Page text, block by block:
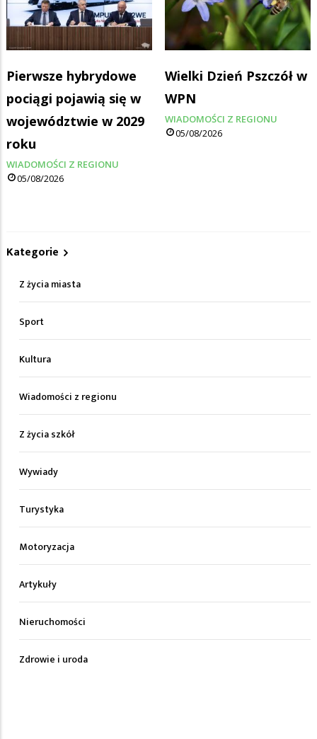
Pierwsze hybrydowe
pociągi pojawią się w
województwie w 2029
roku
WIADOMOŚCI Z REGIONU
05/08/2026
Wielki Dzień Pszczół w
WPN
WIADOMOŚCI Z REGIONU
05/08/2026
Kategorie
Z życia miasta
Sport
Kultura
Wiadomości z regionu
Z życia szkół
Wywiady
Turystyka
Motoryzacja
Artykuły
Nieruchomości
Zdrowie i uroda